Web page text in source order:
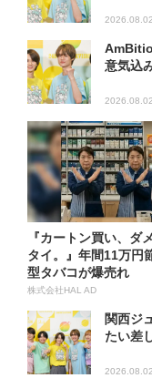
2026.08.02
意気込
2026.08.02
『カートン買い、ダ
タイ。』年間11万円
型タバコが爆売れ
株式会社HAL AD
関西ジ
たい差
2026.08.02